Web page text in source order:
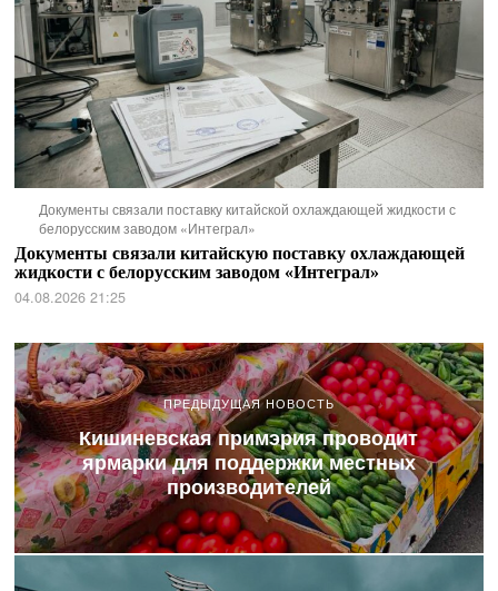
Документы связали поставку китайской охлаждающей жидкости с
белорусским заводом «Интеграл»
Документы связали китайскую поставку охлаждающей
жидкости с белорусским заводом «Интеграл»
04.08.2026 21:25
ПРЕДЫДУЩАЯ НОВОСТЬ
Кишиневская примэрия проводит
ярмарки для поддержки местных
производителей